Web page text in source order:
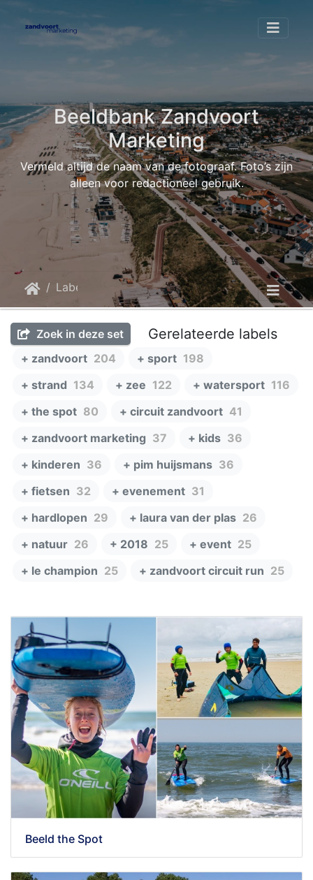
Beeldbank Zandvoort
Marketing
Vermeld altijd de naam van de fotograaf. Foto’s zijn
alleen voor redactioneel gebruik.
Label recreatief
Zoek in deze set Gerelateerde labels
+ zandvoort 204 + sport 198
+ strand 134 + zee 122 + watersport 116
+ the spot 80 + circuit zandvoort 41
+ zandvoort marketing 37 + kids 36
+ kinderen 36 + pim huijsmans 36
+ fietsen 32 + evenement 31
+ hardlopen 29 + laura van der plas 26
+ natuur 26 + 2018 25 + event 25
+ le champion 25 + zandvoort circuit run 25
Beeld the Spot